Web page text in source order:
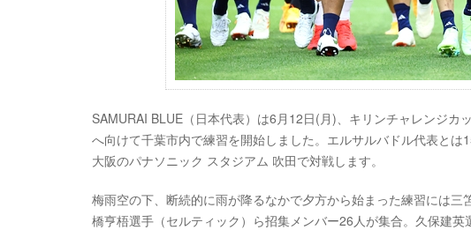
SAMURAI BLUE（日本代表）は6月12日(月)、キリンチャレンジ
へ向けて千葉市内で練習を開始しました。エルサルバドル代表と
大阪のパナソニック スタジアム 吹田で対戦します。
梅雨空の下、断続的に雨が降るなかで夕方から始まった練習には
橋亨梧選手（セルティック）ら招集メンバー26人が集合。久保建